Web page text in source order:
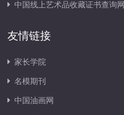
中国线上艺术品收藏证书查询网
友情链接
家长学院
名模期刊
中国油画网